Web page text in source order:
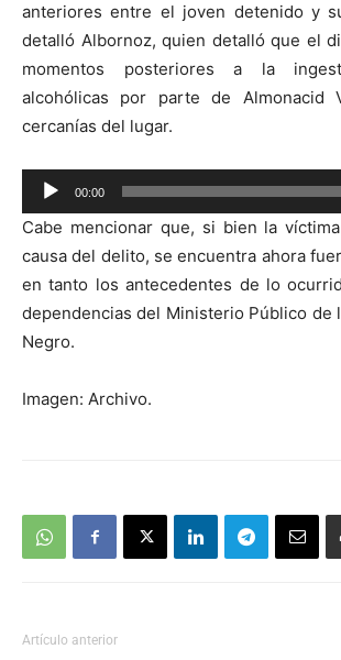
anteriores entre el joven detenido y
detalló Albornoz, quien detalló que el
momentos posteriores a la
alcohólicas por parte de Almonacid
cercanías del lugar.
Reproductor
de
audio
00:00
Cabe mencionar que, si bien la
causa del delito, se encuentra ahora
en tanto los antecedentes de lo
dependencias del Ministerio Público de
Negro.
Imagen: Archivo.
Artículo anterior